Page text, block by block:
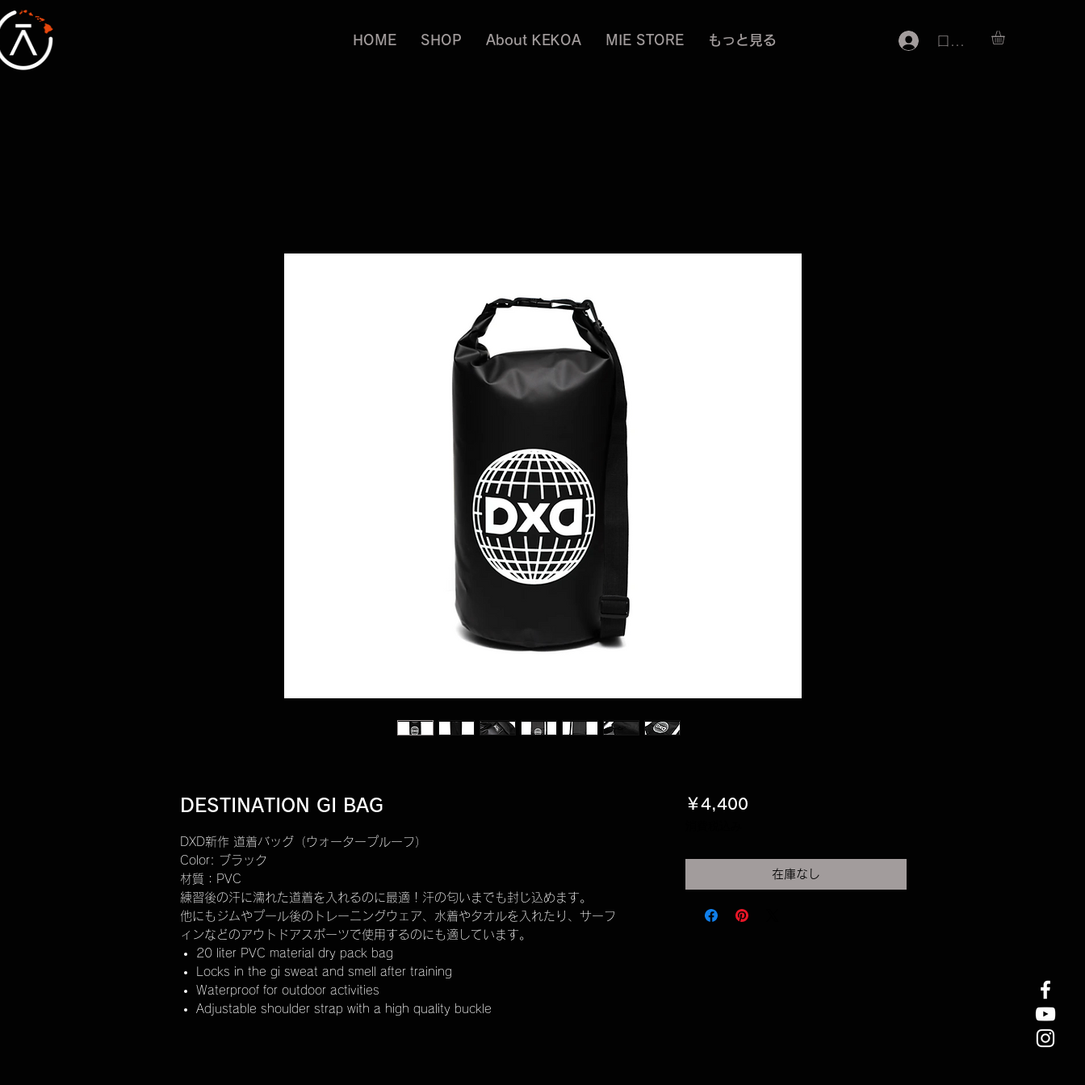
ログイン
HOME SHOP About KEKOA MIE STORE もっと見る
DESTINATION GI BAG
DXD新作 道着バッグ（ウォータープルーフ）
Color: ブラック
材質：PVC
練習後の汗に濡れた道着を入れるのに最適！汗の匂いまでも封じ込めます。
他にもジムやプール後のトレーニングウェア、水着やタオルを入れたり、サーフ
ィンなどのアウトドアスポーツで使用するのにも適しています。
20 liter PVC material dry pack bag
Locks in the gi sweat and smell after training
Waterproof for outdoor activities
Adjustable shoulder strap with a high quality buckle
￥4,400
在庫なし